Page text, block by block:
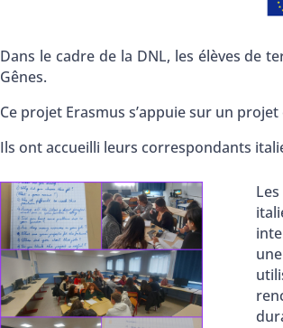
Dans le cadre de la DNL, les élèves de
Gênes.
Ce projet Erasmus s’appuie sur un
Ils ont accueilli leurs correspondants